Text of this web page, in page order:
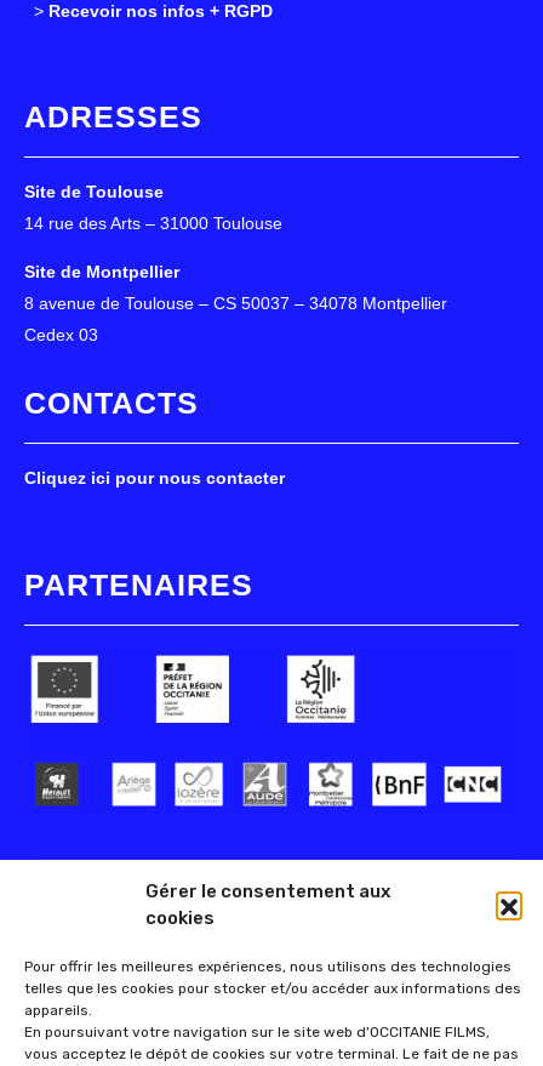
Gérer le consentement aux
cookies
Pour offrir les meilleures expériences, nous utilisons des technologies
telles que les cookies pour stocker et/ou accéder aux informations des
appareils.
En poursuivant votre navigation sur le site web d'OCCITANIE FILMS,
vous acceptez le dépôt de cookies sur votre terminal. Le fait de ne pas
> Recevoir nos infos + RGPD
ADRESSES
Site de Toulouse
14 rue des Arts – 31000 Toulouse
Site de Montpellier
8 avenue de Toulouse – CS 50037 – 34078 Montpellier
Cedex 03
CONTACTS
Cliquez ici pour nous contacter
PARTENAIRES